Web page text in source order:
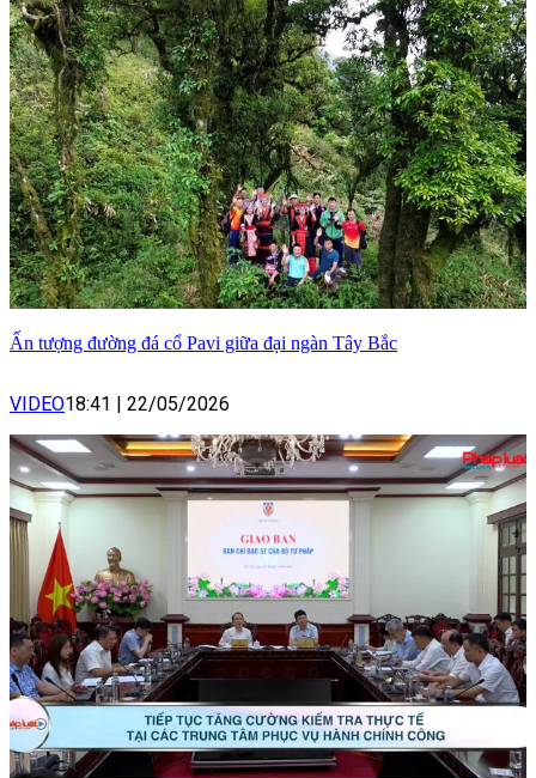
Ấn tượng đường đá cổ Pavi giữa đại ngàn Tây Bắc
VIDEO18:41 22/05/2026